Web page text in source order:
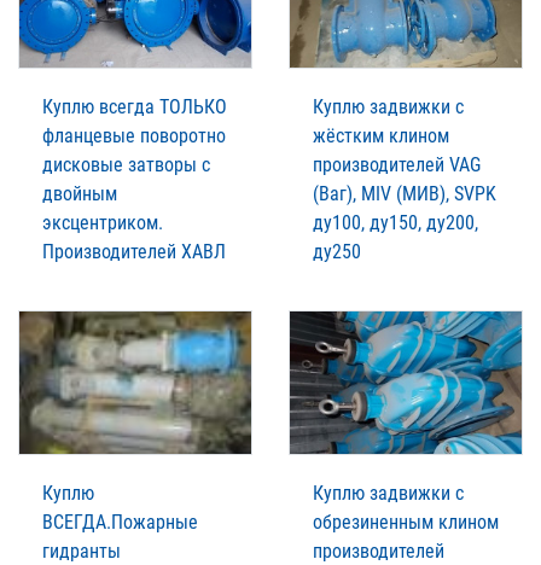
Куплю всегда ТОЛЬКО
фланцевые поворотно
дисковые затворы с
двойным
эксцентриком.
Производителей XАВЛ
Куплю задвижки с
жёстким клином
производителей VAG
(Ваг), MIV (МИВ), SVPK
ду100, ду150, ду200,
ду250
Куплю
ВСЕГДА.Пожарные
гидранты
Куплю задвижки с
обрезиненным клином
производителей